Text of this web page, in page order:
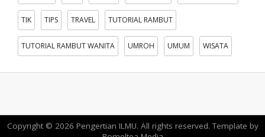
TIK TIPS TRAVEL TUTORIAL RAMBUT
TUTORIAL RAMBUT WANITA UMROH UMUM WISATA
Copyright © 2026 Pengertian ILMU. All rights reserved. Template by